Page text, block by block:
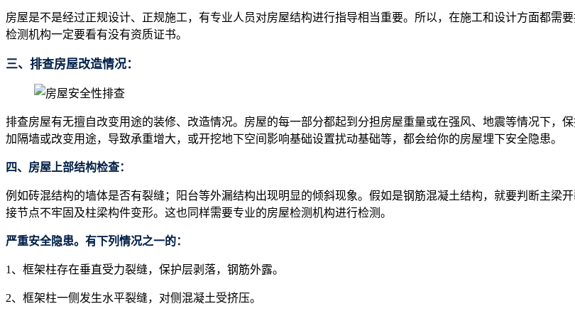
房屋是不是经过正规设计、正规施工，有专业人员对房屋结构进行指导相当重要。所以，在施工和设计方面都需
检测机构一定要看有没有资质证书。
三、排查房屋改造情况：
排查房屋有无擅自改变用途的装修、改造情况。房屋的每一部分都起到分担房屋重量或在强风、地震等情况下，
加隔墙或改变用途，导致承重增大，或开挖地下空间影响基础设置扰动基础等，都会给你的房屋埋下安全隐患。
四、房屋上部结构检查：
例如砖混结构的墙体是否有裂缝；阳台等外漏结构出现明显的倾斜现象。假如是钢筋混凝土结构，就要判断主梁
接节点不牢固及柱梁构件变形。这也同样需要专业的房屋检测机构进行检测。
严重安全隐患。有下列情况之一的：
1、框架柱存在垂直受力裂缝，保护层剥落，钢筋外露。
2、框架柱一侧发生水平裂缝，对侧混凝土受挤压。